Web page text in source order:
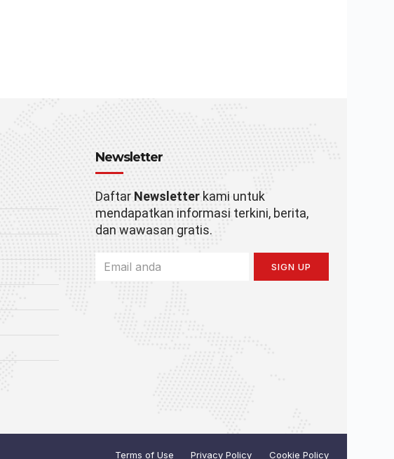
Newsletter
Daftar Newsletterkami untuk
mendapatkan informasi terkini, berita,
dan wawasan gratis.
SIGN UP
Terms of Use Privacy Policy Cookie Policy